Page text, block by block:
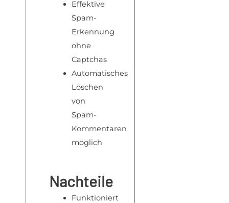
Effektive
Spam-
Erkennung
ohne
Captchas
Automatisches
Löschen
von
Spam-
Kommentaren
möglich
Nachteile
Funktioniert